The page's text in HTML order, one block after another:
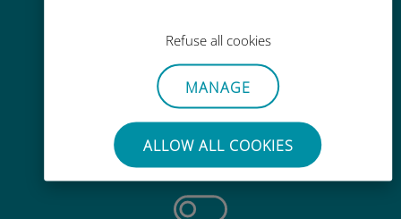
Refuse all cookies
MANAGE
ALLOW ALL COOKIES
手間いらず
使用中のSIMカードを抜き差しする
必要はありません